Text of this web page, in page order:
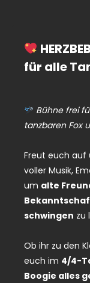
für alle
Bühne frei
tanzbaren Fox
Freut euch auf
voller Musik,
um alte
schwingen zu
Ob ihr zu den
euch im 4/4-
Boogie alles